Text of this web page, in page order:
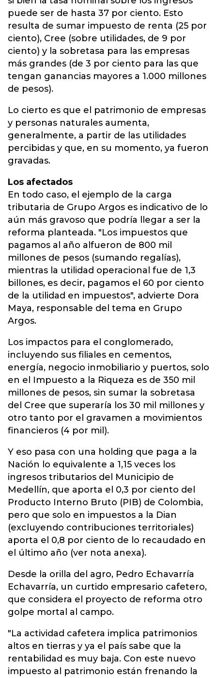
puede ser de hasta 37 por ciento. Esto
resulta de sumar impuesto de renta (25 por
ciento), Cree (sobre utilidades, de 9 por
ciento) y la sobretasa para las empresas
más grandes (de 3 por ciento para las que
tengan ganancias mayores a 1.000 millones
de pesos).
Lo cierto es que el patrimonio de empresas
y personas naturales aumenta,
generalmente, a partir de las utilidades
percibidas y que, en su momento, ya fueron
gravadas.
Los afectados
En todo caso, el ejemplo de la carga
tributaria de Grupo Argos es indicativo de lo
aún más gravoso que podría llegar a ser la
reforma planteada. "Los impuestos que
pagamos al año alfueron de 800 mil
millones de pesos (sumando regalías),
mientras la utilidad operacional fue de 1,3
billones, es decir, pagamos el 60 por ciento
de la utilidad en impuestos", advierte Dora
Maya, responsable del tema en Grupo
Argos.
Los impactos para el conglomerado,
incluyendo sus filiales en cementos,
energía, negocio inmobiliario y puertos, solo
en el Impuesto a la Riqueza es de 350 mil
millones de pesos, sin sumar la sobretasa
del Cree que superaría los 30 mil millones y
otro tanto por el gravamen a movimientos
financieros (4 por mil).
Y eso pasa con una holding que paga a la
Nación lo equivalente a 1,15 veces los
ingresos tributarios del Municipio de
Medellín, que aporta el 0,3 por ciento del
Producto Interno Bruto (PIB) de Colombia,
pero que solo en impuestos a la Dian
(excluyendo contribuciones territoriales)
aporta el 0,8 por ciento de lo recaudado en
el último año (ver nota anexa).
Desde la orilla del agro, Pedro Echavarría
Echavarría, un curtido empresario cafetero,
que considera el proyecto de reforma otro
golpe mortal al campo.
"La actividad cafetera implica patrimonios
altos en tierras y ya el país sabe que la
rentabilidad es muy baja. Con este nuevo
impuesto al patrimonio están frenando la